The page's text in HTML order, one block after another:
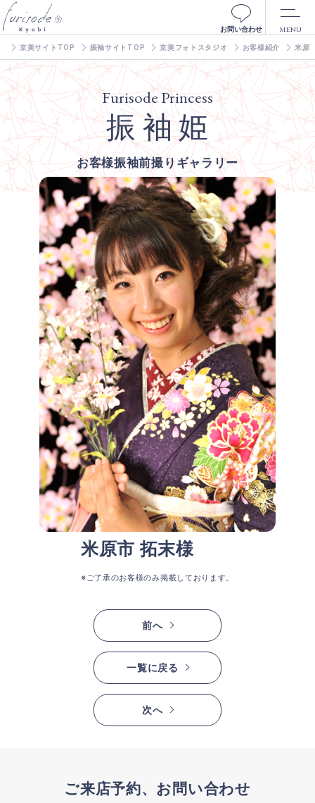
MENU
お問い合わせ
京美サイトTOP 振袖サイトTOP 京美フォトスタジオ お客様紹介 米原
Furisode Princess
振 袖 姫
お客様振袖前撮りギャラリー
米原市 拓末様
※ご了承のお客様のみ掲載しております。
前へ
一覧に戻る
次へ
ご来店予約、お問い合わせ